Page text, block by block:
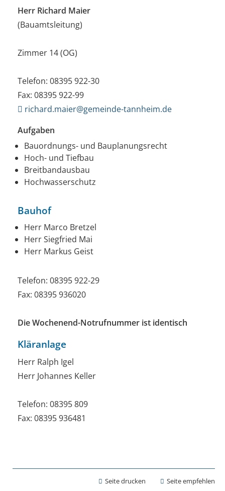
Herr Richard Maier
(Bauamtsleitung)
Zimmer 14 (OG)
Telefon: 08395 922-30
Fax: 08395 922-99
richard.maier@gemeinde-tannheim.de
Aufgaben
Bauordnungs- und Bauplanungsrecht
Hoch- und Tiefbau
Breitbandausbau
Hochwasserschutz
Bauhof
Herr Marco Bretzel
Herr Siegfried Mai
Herr Markus Geist
Telefon: 08395 922-29
Fax: 08395 936020
Die Wochenend-Notrufnummer ist identisch
Kläranlage
Herr Ralph Igel
Herr Johannes Keller
Telefon: 08395 809
Fax: 08395 936481
Seite drucken Seite empfehlen